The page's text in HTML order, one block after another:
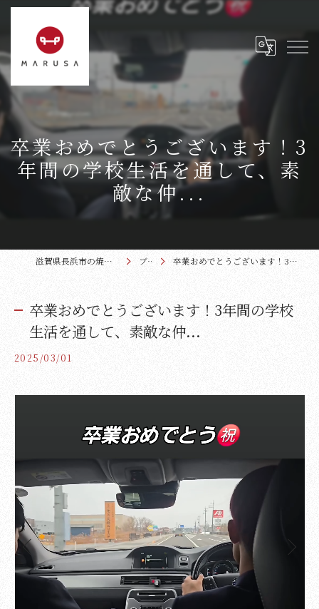
卒業おめでとうございます！3
年間の学校生活を通して、素
敵な仲...
滋賀県長浜市の焼肉なら近江牛本家まるさ ブログ 卒業おめでとうございます！3年間の学校生活を通して、素敵な仲...
卒業おめでとうございます！3年間の学校
生活を通して、素敵な仲...
2025/03/01